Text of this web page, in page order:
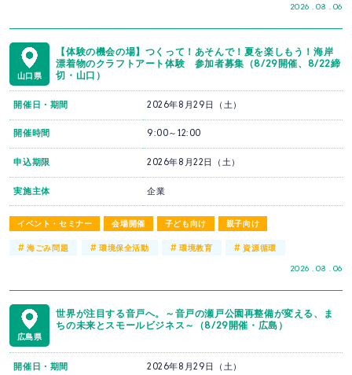
2026 . 08 . 06
山口県
【体験の機会の場】つくって！あそんで！夏を楽しもう！海岸
漂着物のクラフトアート体験 参加者募集（8/29開催、8/22締
切・山口）
イベント・セミナー 会場開催 子ども向け 親子向け
2026 . 08 . 06
開催日・期間 2026年8月29日（土）
開催時間 9:00～12:00
申込期限 2026年8月22日（土）
実施主体 企業
#海ごみ問題 # 環境保全活動 #環境教育 #資源循環
広島県
世界が注目する音戸へ。～音戸の瀬戸公園再整備が変える、ま
ちの未来とスモールビジネス～（8/29開催・広島）
開催日・期間 2026年8月29日（土）